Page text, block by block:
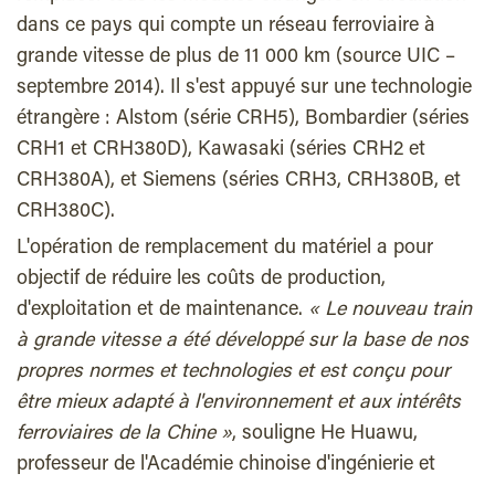
dans ce pays qui compte un réseau ferroviaire à
grande vitesse de plus de 11 000 km (source UIC –
septembre 2014). Il s'est appuyé sur une technologie
étrangère : Alstom (série CRH5), Bombardier (séries
CRH1 et CRH380D), Kawasaki (séries CRH2 et
CRH380A), et Siemens (séries CRH3, CRH380B, et
CRH380C).
L'opération de remplacement du matériel a pour
objectif de réduire les coûts de production,
d'exploitation et de maintenance. « Le nouveau train
à grande vitesse a été développé sur la base de nos
propres normes et technologies et est conçu pour
être mieux adapté à l'environnement et aux intérêts
ferroviaires de la Chine », souligne He Huawu,
professeur de l'Académie chinoise d'ingénierie et